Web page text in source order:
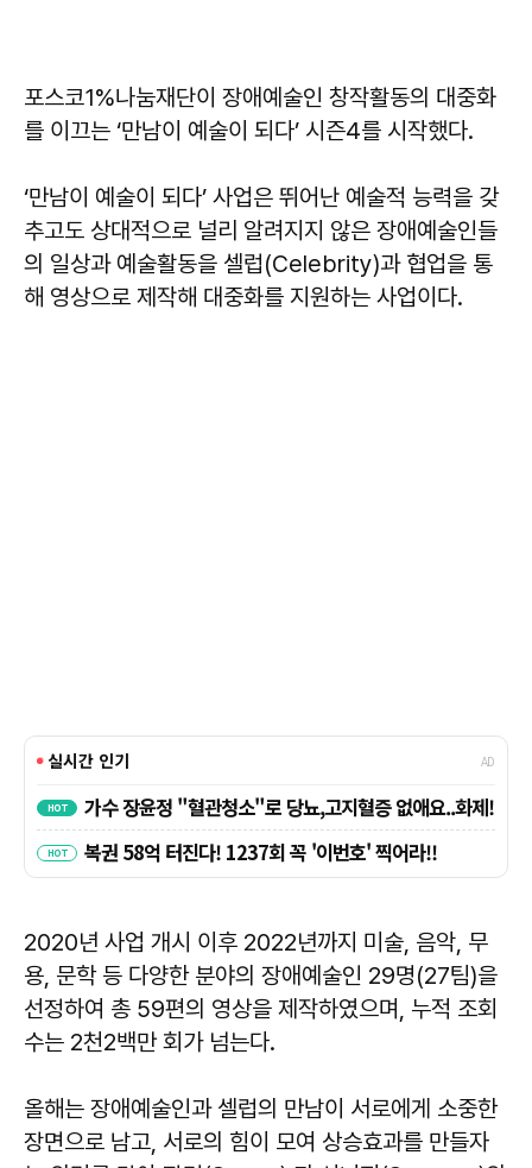
포스코1%나눔재단이 장애예술인 창작활동의 대중화
를 이끄는 ‘만남이 예술이 되다’ 시즌4를 시작했다.
‘만남이 예술이 되다’ 사업은 뛰어난 예술적 능력을 갖
추고도 상대적으로 널리 알려지지 않은 장애예술인들
의 일상과 예술활동을 셀럽(Celebrity)과 협업을 통
해 영상으로 제작해 대중화를 지원하는 사업이다.
2020년 사업 개시 이후 2022년까지 미술, 음악, 무
용, 문학 등 다양한 분야의 장애예술인 29명(27팀)을
선정하여 총 59편의 영상을 제작하였으며, 누적 조회
수는 2천2백만 회가 넘는다.
올해는 장애예술인과 셀럽의 만남이 서로에게 소중한
장면으로 남고, 서로의 힘이 모여 상승효과를 만들자